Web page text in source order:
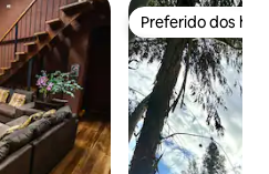
Preferido dos
Preferido dos